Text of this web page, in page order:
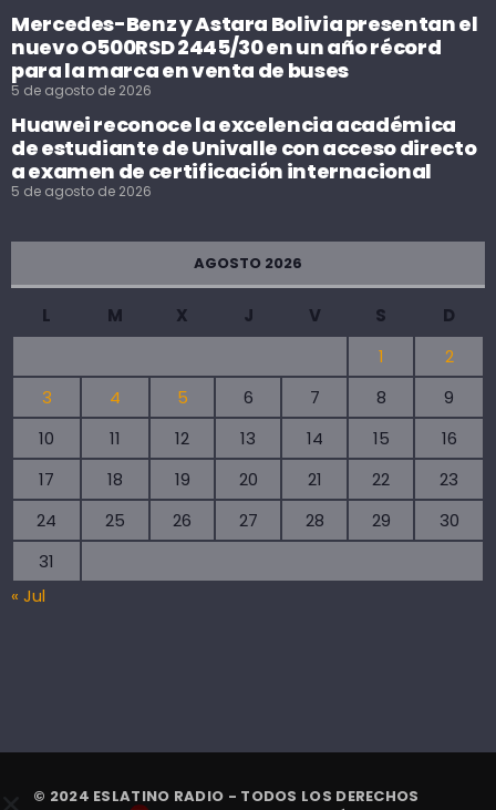
Mercedes-Benz y Astara Bolivia presentan el
nuevo O500RSD 2445/30 en un año récord
para la marca en venta de buses
5 de agosto de 2026
Huawei reconoce la excelencia académica
de estudiante de Univalle con acceso directo
a examen de certificación internacional
5 de agosto de 2026
AGOSTO 2026
L M X J V S
D
1
2
3
4 5 6 7 8
9
10
11 12 13 14 15
16
17
18 19 20 21 22
23
24
25 26 27 28 29
30
31
« Jul
© 2024 ESLATINO RADIO - TODOS LOS DERECHOS